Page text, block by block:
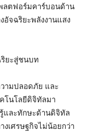
ลตฟอร์มคาร์บอนด้าน
อัจฉริยะพลังงานแสง
ริยะสู่ชนบท
ามปลอดภัย และ
โนโลยีดิจิทัลมา
และทักษะด้านดิจิทัล
เศรษฐกิจไม่น้อยกว่า